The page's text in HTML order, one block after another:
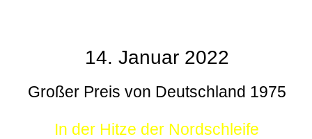
14. Januar 2022
Großer Preis von Deutschland 1975
In der Hitze der Nordschleife